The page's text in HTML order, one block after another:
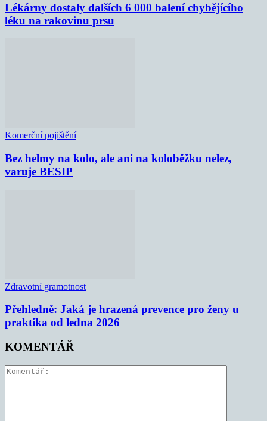
Lékárny dostaly dalších 6 000 balení chybějícího
léku na rakovinu prsu
Komerční pojištění
Bez helmy na kolo, ale ani na koloběžku nelez,
varuje BESIP
Zdravotní gramotnost
Přehledně: Jaká je hrazená prevence pro ženy u
praktika od ledna 2026
KOMENTÁŘ